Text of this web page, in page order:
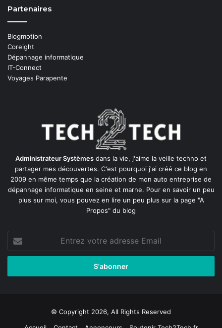
Partenaires
Blogmotion
Coreight
Dépannage informatique
IT-Connect
Voyages Parapente
Administrateur Systèmes dans la vie, j'aime la veille techno et
partager mes découvertes. C'est pourquoi j'ai créé ce blog en
2009 en même temps que la création de mon auto entreprise de
dépannage informatique en seine et marne. Pour en savoir un peu
plus sur moi, vous pouvez en lire un peu plus sur la page "A
Propos" du blog
votre
adresse
© Copyright 2026, All Rights Reserved